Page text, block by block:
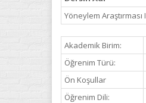
Yöneylem Araştırması I
Akademik Birim:
Öğrenim Türü:
Ön Koşullar
Öğrenim Dili: